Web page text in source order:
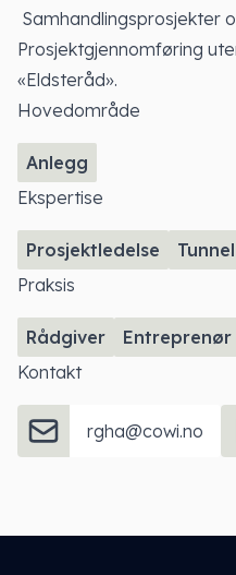
Samhandlingsprosjekter
Prosjektgjennomføring
«Eldsteråd».
Hovedområde
Anlegg
Ekspertise
Prosjektledelse
Tunnel
Praksis
Rådgiver Entreprenør
Kontakt
rgha@cowi.no